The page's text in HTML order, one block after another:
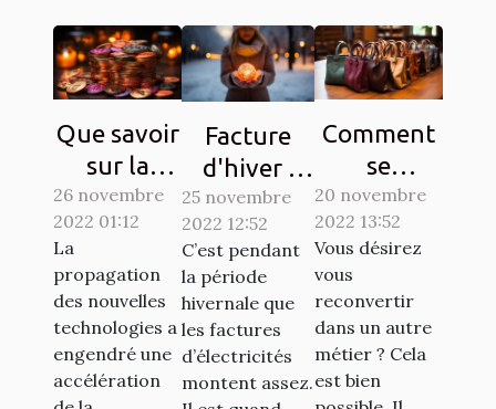
Que savoir
sur la
Crypto-
monnaie
26 novembre
2022 01:12
La
propagation
des nouvelles
technologies a
engendré une
accélération
Facture
d'hiver :
Des
astuces
simples
pour
économiser
de l'argent
25 novembre
2022 12:52
C’est pendant
la période
hivernale que
les factures
d’électricités
montent assez.
Comment
se
reconvertir
à un autre
métier ?
20 novembre
2022 13:52
Vous désirez
vous
reconvertir
dans un autre
métier ? Cela
est bien